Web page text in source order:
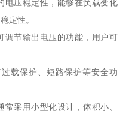
电压稳定性，能够在负载变化
定性。
调节输出电压的功能，用户可
载保护、短路保护等安全功
采用小型化设计，体积小、